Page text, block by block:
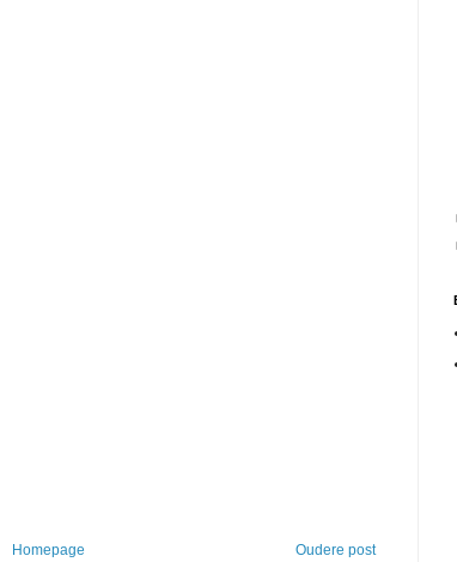
Oudere post
Homepage